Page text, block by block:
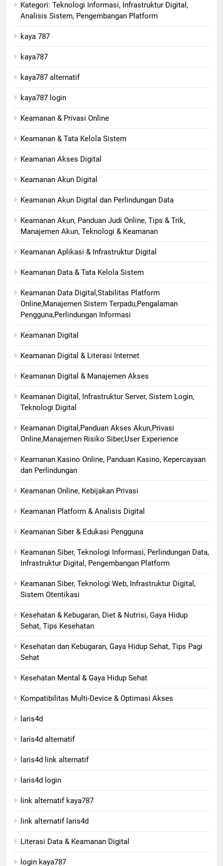
Kategori: Teknologi Informasi, Infrastruktur Digital,
Analisis Sistem, Pengembangan Platform
kaya 787
kaya787
kaya787 alternatif
kaya787 login
Keamanan & Privasi Online
Keamanan & Tata Kelola Sistem
Keamanan Akses Digital
Keamanan Akun Digital
Keamanan Akun Digital dan Perlindungan Data
Keamanan Akun, Panduan Judi Online, Tips & Trik,
Manajemen Akun, Teknologi & Keamanan
Keamanan Aplikasi & Infrastruktur Digital
Keamanan Data & Tata Kelola Sistem
Keamanan Data Digital,Stabilitas Platform
Online,Manajemen Sistem Terpadu,Pengalaman
Pengguna,Perlindungan Informasi
Keamanan Digital
Keamanan Digital & Literasi Internet
Keamanan Digital & Manajemen Akses
Keamanan Digital, Infrastruktur Server, Sistem Login,
Teknologi Digital
Keamanan Digital,Panduan Akses Akun,Privasi
Online,Manajemen Risiko Siber,User Experience
Keamanan Kasino Online, Panduan Kasino, Kepercayaan
dan Perlindungan
Keamanan Online, Kebijakan Privasi
Keamanan Platform & Analisis Digital
Keamanan Siber & Edukasi Pengguna
Keamanan Siber, Teknologi Informasi, Perlindungan Data,
Infrastruktur Digital, Pengembangan Platform
Keamanan Siber, Teknologi Web, Infrastruktur Digital,
Sistem Otentikasi
Kesehatan & Kebugaran, Diet & Nutrisi, Gaya Hidup
Sehat, Tips Kesehatan
Kesehatan dan Kebugaran, Gaya Hidup Sehat, Tips Pagi
Sehat
Kesehatan Mental & Gaya Hidup Sehat
Kompatibilitas Multi-Device & Optimasi Akses
laris4d
laris4d alternatif
laris4d link alternatif
laris4d login
link alternatif kaya787
link alternatif laris4d
Literasi Data & Keamanan Digital
login kaya787